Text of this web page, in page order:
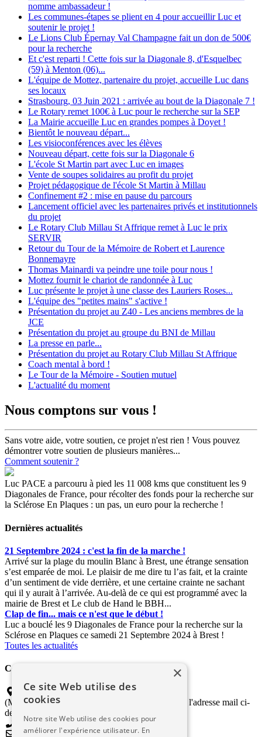
nomme ambassadeur !
Les communes-étapes se plient en 4 pour accueillir Luc et
soutenir le projet !
Le Lions Club Épernay Val Champagne fait un don de 500€
pour la recherche
Et c'est reparti ! Cette fois sur la Diagonale 8, d'Esquelbec
(59) à Menton (06)...
L'équipe de Mottez, partenaire du projet, accueille Luc dans
ses locaux
Strasbourg, 03 Juin 2021 : arrivée au bout de la Diagonale 7 !
Le Rotary remet 100€ à Luc pour le recherche sur la SEP
La Mairie accueille Luc en grandes pompes à Doyet !
Bientôt le nouveau départ...
Les visioconférences avec les élèves
Nouveau départ, cette fois sur la Diagonale 6
L'école St Martin part avec Luc en images
Vente de soupes solidaires au profit du projet
Projet pédagogique de l'école St Martin à Millau
Confinement #2 : mise en pause du parcours
Lancement officiel avec les partenaires privés et institutionnels
du projet
Le Rotary Club Millau St Affrique remet à Luc le prix
SERVIR
Retour du Tour de la Mémoire de Robert et Laurence
Bonnemayre
Thomas Mainardi va peindre une toile pour nous !
Mottez fournit le chariot de randonnée à Luc
Luc présente le projet à une classe des Lauriers Roses...
L'équipe des "petites mains" s'active !
Présentation du projet au Z40 - Les anciens membres de la
JCE
Présentation du projet au groupe du BNI de Millau
La presse en parle...
Présentation du projet au Rotary Club Millau St Affrique
Coach mental à bord !
Le Tour de la Mémoire - Soutien mutuel
L'actualité du moment
Nous comptons sur vous !
Sans votre aide, votre soutien, ce projet n'est rien ! Vous pouvez
démontrer votre soutien de plusieurs manières...
Comment soutenir ?
Luc PACE a parcouru à pied les 11 008 kms que constituent les 9
Diagonales de France, pour récolter des fonds pour la recherche sur
la Sclérose En Plaques : un pas, un euro pour la recherche !
Dernières actualités
21 Septembre 2024 : c'est la fin de la marche !
Arrivé sur la plage du moulin Blanc à Brest, une étrange sensation
s’est emparée de moi. Le plaisir de me dire tu l’as fait, et la crainte
d’un sentiment de vide derrière, et une certaine crainte ne sachant
qui il y aurait à l’arrivée. Au-delà de ce qui est programmé avec la
mairie de Brest et Le club de Hand le BBH...
Clap de fin... mais ce n'est que le début !
Luc a bouclé les 9 Diagonales de France pour la recherche sur la
Sclérose en Plaques ce samedi 21 Septembre 2024 à Brest !
Toutes les actualités
Contactez-nous
Coordinateur "Gîte et Couvert"
(Merci de transmettre vos propositions d'accueil à l'adresse mail ci-
dessous)
hebergement9diagonales@gmail.com
×
Ce site Web utilise des
cookies
Notre site Web utilise des cookies pour
améliorer l'expérience utilisateur. En